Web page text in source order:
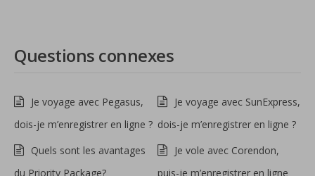
Questions connexes
Je voyage avec Pegasus,
dois-je m’enregistrer en ligne ?
Je voyage avec SunExpress,
dois-je m’enregistrer en ligne ?
Quels sont les avantages
du Priority Package?
Je vole avec Corendon,
puis-je m’enregistrer en ligne